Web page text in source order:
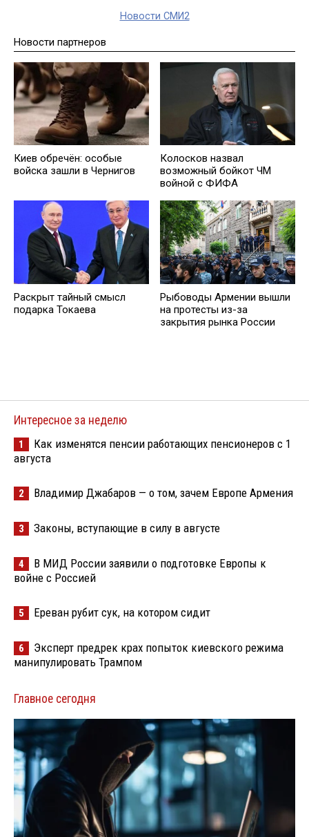
Новости СМИ2
Новости партнеров
Киев обречён: особые
войска зашли в Чернигов
Колосков назвал
возможный бойкот ЧМ
войной с ФИФА
Раскрыт тайный смысл
подарка Токаева
Рыбоводы Армении вышли
на протесты из-за
закрытия рынка России
Интересное за неделю
1
Как изменятся пенсии работающих пенсионеров с 1
августа
2 Владимир Джабаров — о том, зачем Европе Армения
3 Законы, вступающие в силу в августе
4
В МИД России заявили о подготовке Европы к
войне с Россией
5 Ереван рубит сук, на котором сидит
6
Эксперт предрек крах попыток киевского режима
манипулировать Трампом
Главное сегодня